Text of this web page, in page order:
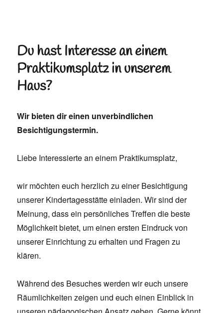
Du hast Interesse an einem
Praktikumsplatz in unserem
Haus?
Wir bieten dir einen unverbindlichen
Besichtigungstermin.
Liebe Interessierte an einem Praktikumsplatz,
wir möchten euch herzlich zu einer Besichtigung
unserer Kindertagesstätte einladen. Wir sind der
Meinung, dass ein persönliches Treffen die beste
Möglichkeit bietet, um einen ersten Eindruck von
unserer Einrichtung zu erhalten und Fragen zu
klären.
Während des Besuches werden wir euch unsere
Räumlichkeiten zeigen und euch einen Einblick in